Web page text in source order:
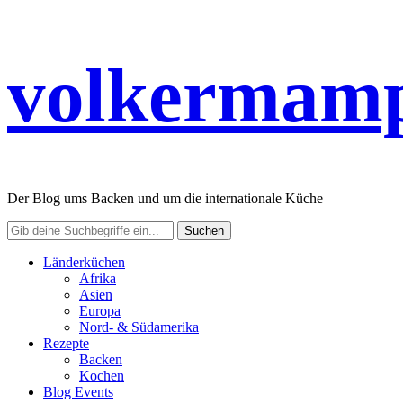
Der Blog ums Backen und um die internationale Küche
Länderküchen
Afrika
Asien
Europa
Nord- & Südamerika
Rezepte
Backen
Kochen
Blog Events